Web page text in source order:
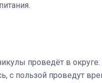
проведёт в округе.
с пользой проведут